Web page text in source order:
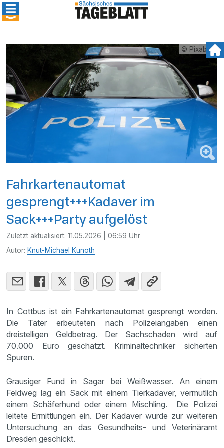
© Pixabay
Fahrkartenautomat
gesprengt+++Kadaver im
Sack+++Party aufgelöst
Zuletzt aktualisiert:11.05.2026 | 06:59 Uhr
Autor: Knut-Michael Kunoth
In Cottbus ist ein Fahrkartenautomat gesprengt worden.
Die Täter erbeuteten nach Polizeiangaben einen
dreistelligen Geldbetrag. Der Sachschaden wird auf
70.000 Euro geschätzt. Kriminaltechniker sicherten
Spuren.
Grausiger Fund in Sagar bei Weißwasser. An einem
Feldweg lag ein Sack mit einem Tierkadaver, vermutlich
einem Schäferhund oder einem Mischling. Die Polizei
leitete Ermittlungen ein. Der Kadaver wurde zur weiteren
Untersuchung an das Gesundheits- und Veterinäramt
Dresden geschickt.